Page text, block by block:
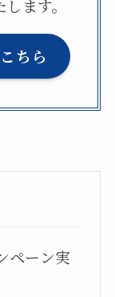
ます。
ちら
ペーン実